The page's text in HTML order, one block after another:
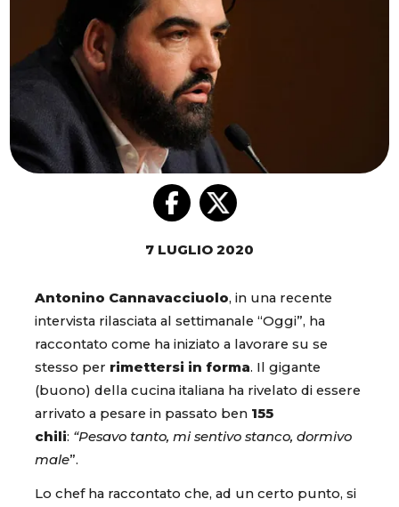
7 LUGLIO 2020
Antonino Cannavacciuolo, in una recente
intervista rilasciata al settimanale “Oggi”, ha
raccontato come ha iniziato a lavorare su se
stesso per rimettersi in forma. Il gigante
(buono) della cucina italiana ha rivelato di essere
arrivato a pesare in passato ben 155
chili: “Pesavo tanto, mi sentivo stanco, dormivo
male”.
Lo chef ha raccontato che, ad un certo punto, si